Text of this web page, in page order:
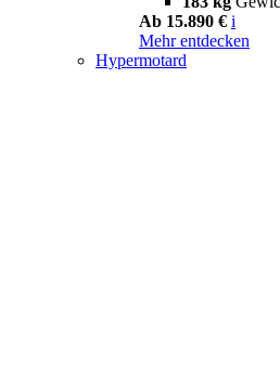
Ab 15.890 € i
Mehr entdecken
Hypermotard